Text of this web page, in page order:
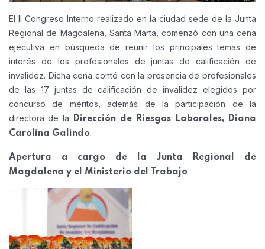
El II Congreso Interno realizado en la ciudad sede de la Junta
Regional de Magdalena, Santa Marta, comenzó con una cena
ejecutiva en búsqueda de reunir los principales temas de
interés de los profesionales de juntas de calificación de
invalidez. Dicha cena contó con la presencia de profesionales
de las 17 juntas de calificación de invalidez elegidos por
concurso de méritos, además de la participación de la
directora de la Dirección de Riesgos Laborales, Diana
Carolina Galindo.
Apertura a cargo de la Junta Regional de
Magdalena y el Ministerio del Trabajo